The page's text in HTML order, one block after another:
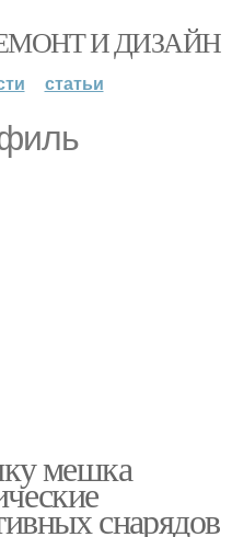
И ДИЗАЙН
статьи
мешка
снарядов